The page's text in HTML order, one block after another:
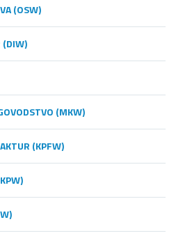
(OSW)
(DIW)
(MKW)
(KPFW)